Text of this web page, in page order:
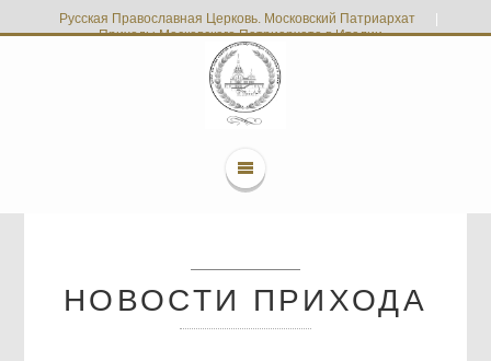
Русская Православная Церковь. Московский Патриархат
Приходы Московского Патриархата в Италии
НОВОСТИ ПРИХОДА